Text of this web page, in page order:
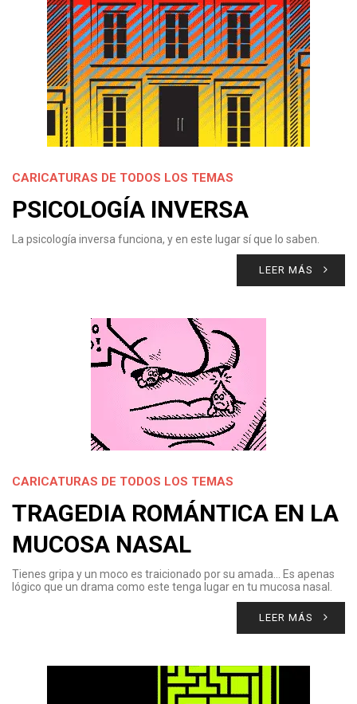
CARICATURAS DE TODOS LOS TEMAS
PSICOLOGÍA INVERSA
La psicología inversa funciona, y en este lugar sí que lo saben.
LEER MÁS
CARICATURAS DE TODOS LOS TEMAS
TRAGEDIA ROMÁNTICA EN LA
MUCOSA NASAL
Tienes gripa y un moco es traicionado por su amada… Es apenas
lógico que un drama como este tenga lugar en tu mucosa nasal.
LEER MÁS